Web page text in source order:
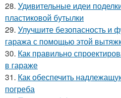
28. Удивительные идеи
пластиковой бутылки
29. Улучшите безопасность и
гаража с помощью этой
30. Как правильно
в гараже
31. Как обеспечить
погреба